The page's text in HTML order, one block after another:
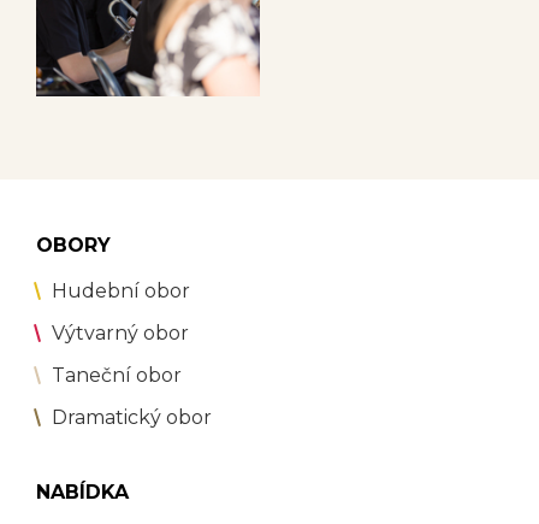
OBORY
Hudební obor
Výtvarný obor
Taneční obor
Dramatický obor
NABÍDKA